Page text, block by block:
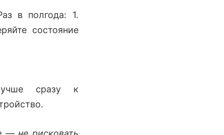
в полгода: 1.
состояние
сразу к